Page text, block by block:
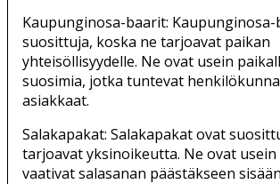
Kaupunginosa-baarit:
suosittuja, koska ne tarjoavat paikan
yhteisöllisyydelle. Ne ovat usein
suosimia, jotka tuntevat
asiakkaat.
Salakapakat: Salakapakat ovat
tarjoavat yksinoikeutta. Ne ovat
vaativat salasanan päästäkseen